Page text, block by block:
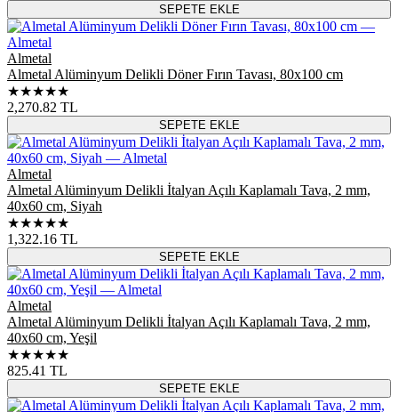
SEPETE EKLE
Almetal
Almetal Alüminyum Delikli Döner Fırın Tavası, 80x100 cm
★★★★★
2,270.82 TL
SEPETE EKLE
Almetal
Almetal Alüminyum Delikli İtalyan Açılı Kaplamalı Tava, 2 mm,
40x60 cm, Siyah
★★★★★
1,322.16 TL
SEPETE EKLE
Almetal
Almetal Alüminyum Delikli İtalyan Açılı Kaplamalı Tava, 2 mm,
40x60 cm, Yeşil
★★★★★
825.41 TL
SEPETE EKLE